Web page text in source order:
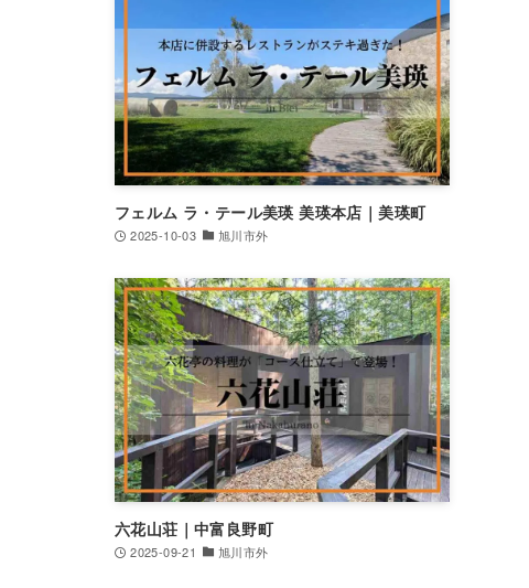
フェルム ラ・テール美瑛 美瑛本店｜美瑛町
2025-10-03 旭川市外
六花山荘｜中富良野町
2025-09-21 旭川市外